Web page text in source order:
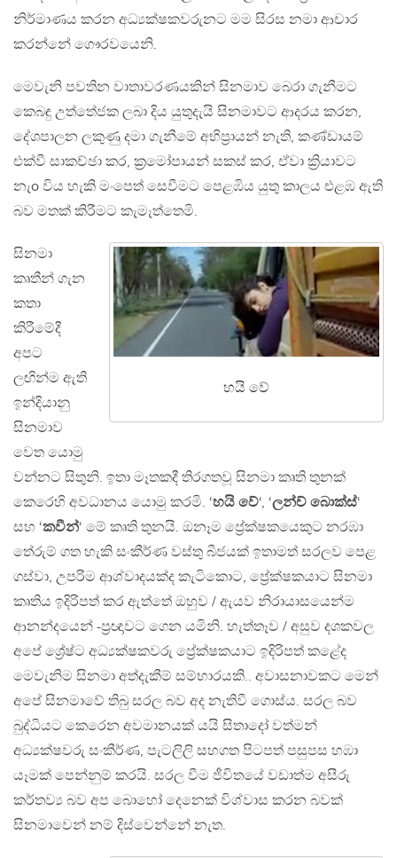
නිර්මාණය කරන අධ්‍යක්ෂකවරුනට මම සිරස නමා ආචාර
කරන්නේ ගෞරවයෙනි.
මෙවැනි පවතින වාතාවරණයකින් සිනමාව බෙරා ගැනීමට
කෙබඳු උත්තේජක ලබා දිය යුතුදැයි සිනමාවට ආදරය කරන,
දේශපාලන ලකුණු දමා ගැනීමේ අභිප්‍රායන් නැති, කණ්ඩායම්
එක්වී සාකච්ඡා කර, ක්‍රමෝපායන් සකස් කර, ඒවා ක්‍රියාවට
නැo විය හැකි මංපෙත් සෙවීමට පෙළඹිය යුතු කාලය එළඹ ඇති
බව මතක් කිරීමට කැමැත්තෙමි.
හයි වේ
සිනමා
කෘතීන් ගැන
කතා
කිරීමේදී
අපට
ලඟින්ම ඇති
ඉන්දියානු
සිනමාව
වෙත යොමු
වන්නට සිතුනි. ඉතා මෑතකදී තිරගතවූ සිනමා කෘති තුනක්
කෙරෙහි අවධානය යොමු කරමි. ‘හයි වේ‘, ‘ලන්ච් බොක්ස්‘
සහ ‘කවීන්‘ මේ කෘති තුනයි. ඔනෑම ප්‍රේක්ෂකයෙකුට නරඹා
තේරුම් ගත හැකි සංකීර්ණ වස්තු බීජයක් ඉතාමත් සරලව පෙළ
ගස්වා, උපරිම ආශ්වාදයක්ද කැටිකොට, ප්‍රේක්ෂකයාට සිනමා
කෘතිය ඉදිරිපත් කර ඇත්තේ ඔහුව / ඇයව නිරායාසයෙන්ම
ආනන්දයෙන් -ප්‍රඥාවට ගෙන යමිනි. හැත්තෑව / අසුව දශකවල
අපේ ශ්‍රේෂ්ට අධ්‍යක්ෂකවරු ප්‍රේක්ෂකයාට ඉදිරිපත් කළේද
මෙවැනිම සිනමා අත්දැකීම් සම්භාරයකි.. අවාසනාවකට මෙන්
අපේ සිනමාවේ තිබු සරල බව අද නැතිවී ගොස්ය. සරල බව
බුද්ධියට කෙරෙන අවමානයක් යයි සිතාදෝ වත්මන්
අධ්‍යක්ෂවරු සංකීර්ණ, පැටලිලි සහගත පිටපත් පසුපස හඹා
යෑමක් පෙන්නුම් කරයි. සරල වීම ජීවිතයේ වඩාත්ම අසීරු
කර්තව්‍ය බව අප බොහෝ දෙනෙක් විශ්වාස කරන බවක්
සිනමාවෙන් නම් දිස්වෙන්නේ නැත.